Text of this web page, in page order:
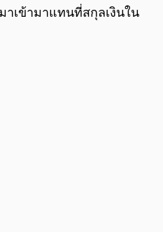
าเข้ามาแทนที่สกุลเงินใน